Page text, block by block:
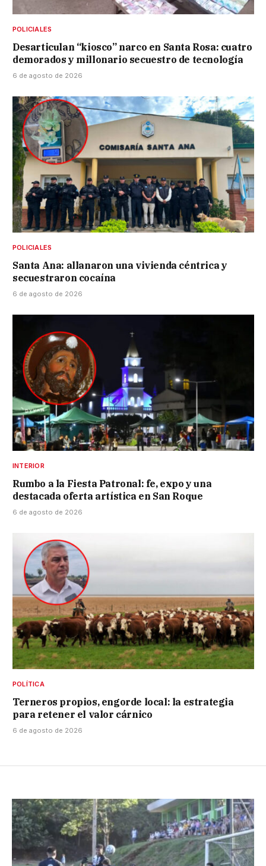
POLICIALES
Desarticulan “kiosco” narco en Santa Rosa: cuatro
demorados y millonario secuestro de tecnología
6 de agosto de 2026
POLICIALES
Santa Ana: allanaron una vivienda céntrica y
secuestraron cocaína
6 de agosto de 2026
INTERIOR
Rumbo a la Fiesta Patronal: fe, expo y una
destacada oferta artística en San Roque
6 de agosto de 2026
POLÍTICA
Terneros propios, engorde local: la estrategia
para retener el valor cárnico
6 de agosto de 2026